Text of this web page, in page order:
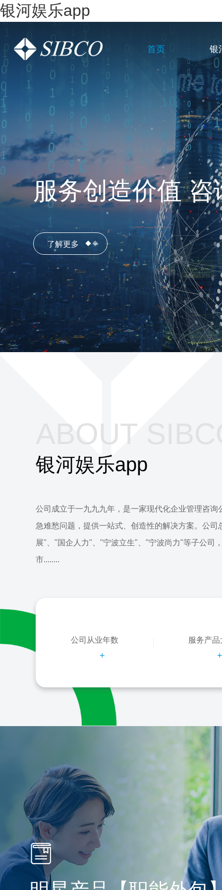
银河娱乐app
首页 银
一站式全链条企
了解更多
ABOUT
银河娱乐app
公司成立于一九九九年，是一家现代化企业管理咨询
急难愁问题，提供一站式、创造性的解决方案。公
展"、"国企人力"、"宁波立生"、"宁波尚力"等子公司
市........
公司从业年数
+
服务产